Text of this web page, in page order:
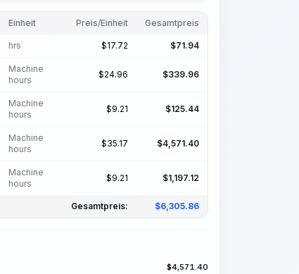
Einheit Preis/Einheit Gesamtpreis
hrs $17.72 $71.94
Machine
hours
$24.96 $339.96
Machine
hours
$9.21 $125.44
Machine
hours
$35.17 $4,571.40
Machine
hours
$9.21 $1,197.12
Gesamtpreis: $6,305.86
$4,571.40